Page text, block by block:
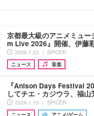
京都最大級のアニメミュ
m Live 2026』開催、伊藤
2026.7.22 ｜ SPICER
ニュース
音楽
『Anison Days Festival
してチエ・カジウラ、福山
2026.1.10 ｜ SPICER